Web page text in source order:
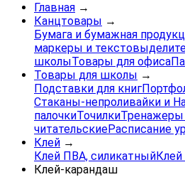
Главная →
Канцтовары →
Бумага и бумажная
маркеры и
школыТовары для офиса
Товары для школы →
Подставки для книг
Стаканы-непроливайки и
палочкиТочилкиТренажеры
читательскиеРасписание
Клей →
Клей ПВА, силикатный
Клей-карандаш